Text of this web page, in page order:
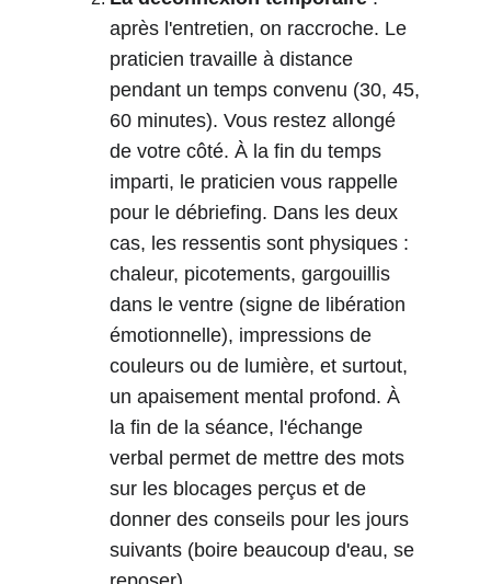
après l'entretien, on raccroche. Le
praticien travaille à distance
pendant un temps convenu (30, 45,
60 minutes). Vous restez allongé
de votre côté. À la fin du temps
imparti, le praticien vous rappelle
pour le débriefing. Dans les deux
cas, les ressentis sont physiques :
chaleur, picotements, gargouillis
dans le ventre (signe de libération
émotionnelle), impressions de
couleurs ou de lumière, et surtout,
un apaisement mental profond. À
la fin de la séance, l'échange
verbal permet de mettre des mots
sur les blocages perçus et de
donner des conseils pour les jours
suivants (boire beaucoup d'eau, se